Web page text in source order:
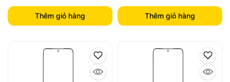
Thêm giỏ hàng Thêm giỏ hàng